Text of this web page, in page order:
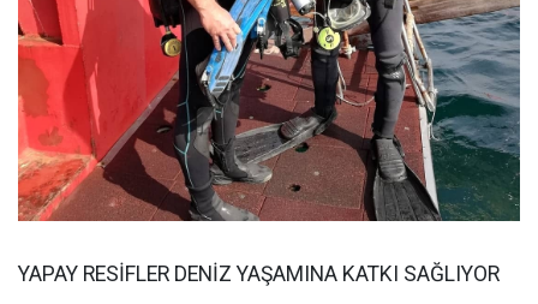
YAPAY RESİFLER DENİZ YAŞAMINA KATKI SAĞLIYOR